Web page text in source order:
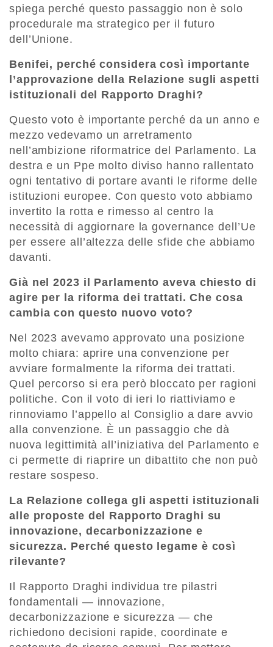
spiega perché questo passaggio non è solo
procedurale ma strategico per il futuro
dell’Unione.
Benifei, perché considera così importante
l’approvazione della Relazione sugli aspetti
istituzionali del Rapporto Draghi?
Questo voto è importante perché da un anno e
mezzo vedevamo un arretramento
nell’ambizione riformatrice del Parlamento. La
destra e un Ppe molto diviso hanno rallentato
ogni tentativo di portare avanti le riforme delle
istituzioni europee. Con questo voto abbiamo
invertito la rotta e rimesso al centro la
necessità di aggiornare la governance dell’Ue
per essere all’altezza delle sfide che abbiamo
davanti.
Già nel 2023 il Parlamento aveva chiesto di
agire per la riforma dei trattati. Che cosa
cambia con questo nuovo voto?
Nel 2023 avevamo approvato una posizione
molto chiara: aprire una convenzione per
avviare formalmente la riforma dei trattati.
Quel percorso si era però bloccato per ragioni
politiche. Con il voto di ieri lo riattiviamo e
rinnoviamo l’appello al Consiglio a dare avvio
alla convenzione. È un passaggio che dà
nuova legittimità all’iniziativa del Parlamento e
ci permette di riaprire un dibattito che non può
restare sospeso.
La Relazione collega gli aspetti istituzionali
alle proposte del Rapporto Draghi su
innovazione, decarbonizzazione e
sicurezza. Perché questo legame è così
rilevante?
Il Rapporto Draghi individua tre pilastri
fondamentali — innovazione,
decarbonizzazione e sicurezza — che
richiedono decisioni rapide, coordinate e